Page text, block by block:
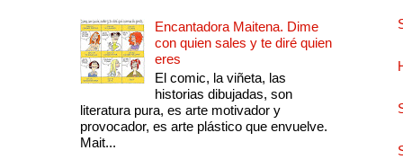
Encantadora Maitena. Dime
con quien sales y te diré quien
eres
El comic, la viñeta, las
historias dibujadas, son
literatura pura, es arte motivador y
provocador, es arte plástico que envuelve.
Mait...